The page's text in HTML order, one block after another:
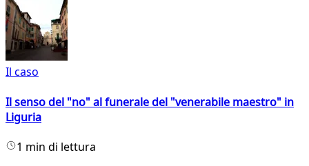
Il caso
Il senso del "no" al funerale del "venerabile maestro" in
Liguria
1 min di lettura